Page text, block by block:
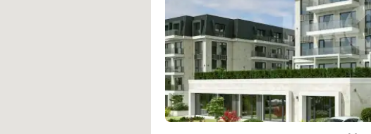
Регистрация